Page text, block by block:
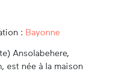
: Bayonne
Ansolabehere,
est née à la maison